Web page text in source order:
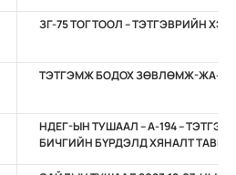
ЗГ-75 ТОГТООЛ – ТЭТГЭВРИЙН
ТЭТГЭМЖ БОДОХ ЗӨВЛӨМЖ-ЖА-
НДЕГ-ЫН ТУШААЛ – А-194 –
БИЧГИЙН БҮРДЭЛД ХЯНАЛТ